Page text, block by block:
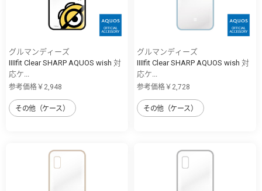
グルマンディーズ
IIIIfit Clear SHARP AQUOS wish 対
応ケ...
参考価格￥2,948
その他（ケース）
グルマンディーズ
IIIIfit Clear SHARP AQUOS wish 対
応ケ...
参考価格￥2,728
その他（ケース）